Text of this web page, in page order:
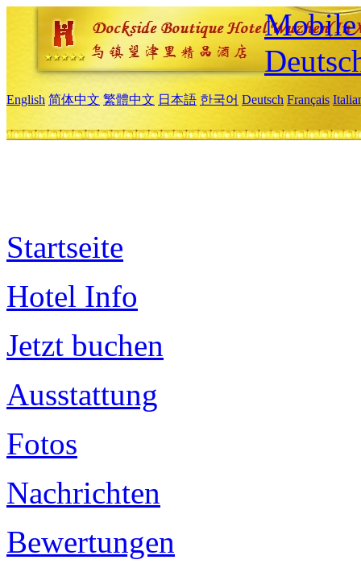
Mobile
English 简体中文 繁體中文 日本語 한국어 Deutsch Français
Startseite
Hotel Info
Jetzt buchen
Ausstattung
Fotos
Nachrichten
Bewertungen